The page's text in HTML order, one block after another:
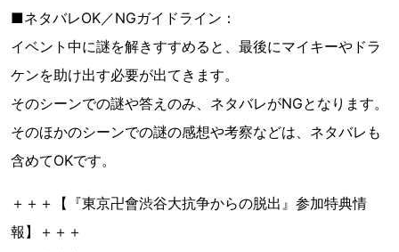
■ネタバレOK／NGガイドライン：
イベント中に謎を解きすすめると、最後にマイキーやドラ
ケンを助け出す必要が出てきます。
そのシーンでの謎や答えのみ、ネタバレがNGとなります。
そのほかのシーンでの謎の感想や考察などは、ネタバレも
含めてOKです。
＋＋＋【『東京卍會渋谷大抗争からの脱出』参加特典情
報】＋＋＋